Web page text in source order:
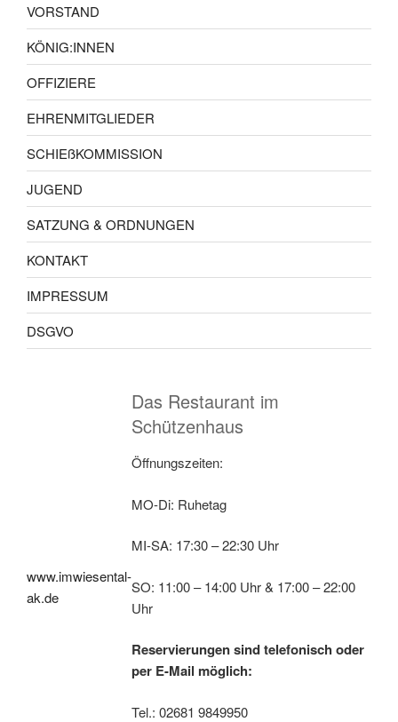
VORSTAND
KÖNIG:INNEN
OFFIZIERE
EHRENMITGLIEDER
SCHIEßKOMMISSION
JUGEND
SATZUNG & ORDNUNGEN
KONTAKT
IMPRESSUM
DSGVO
www.imwiesental-
ak.de
Das Restaurant im
Schützenhaus
Öffnungszeiten:
MO-Di: Ruhetag
MI-SA: 17:30 – 22:30 Uhr
SO: 11:00 – 14:00 Uhr & 17:00 – 22:00
Uhr
Reservierungen sind telefonisch oder
per E-Mail möglich:
Tel.: 02681 9849950